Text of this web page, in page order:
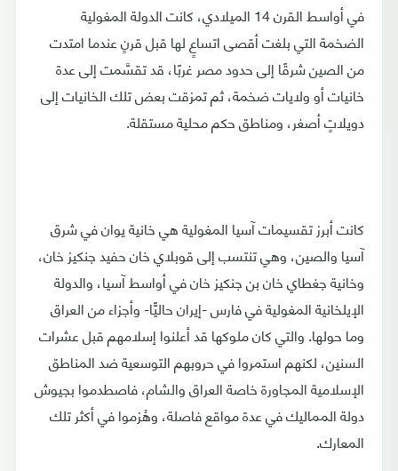
في أواسط القرن 14 الميلادي، كانت الدولة المغولية
الضخمة التي بلغت أقصى اتساعٍ لها قبل قرنٍ عندما امتدت
من الصين شرقًا إلى حدود مصر غربًا، قد تقسَّمت إلى عدة
خانيات أو ولايات ضخمة، ثم تمزقت بعض تلك الخانيات إلى
دويلاتٍ أصغر، ومناطق حكم محلية مستقلة.
كانت أبرز تقسيمات آسيا المغولية هي خانية يوان في شرق
آسيا والصين، وهي تنتسب إلى قوبلاي خان حفيد جنكيز خان،
وخانية جغطاي خان بن جنكيز خان في أواسط آسيا، والدولة
الإيلخانية المغولية في فارس -إيران حاليًّا- وأجزاء من العراق
وما حولها. والتي كان ملوكها قد أعلنوا إسلامهم قبل عشرات
السنين، لكنهم استمروا في حروبهم التوسعية ضد المناطق
الإسلامية المجاورة خاصة العراق والشام، فاصطدموا بجيوش
دولة المماليك في عدة مواقع فاصلة، وهُزموا في أكثر تلك
المعارك.